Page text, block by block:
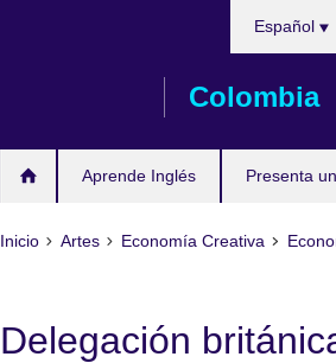
Colombia
Aprende Inglés Presenta
Español
Inicio Artes Economía Creativa
Delegación